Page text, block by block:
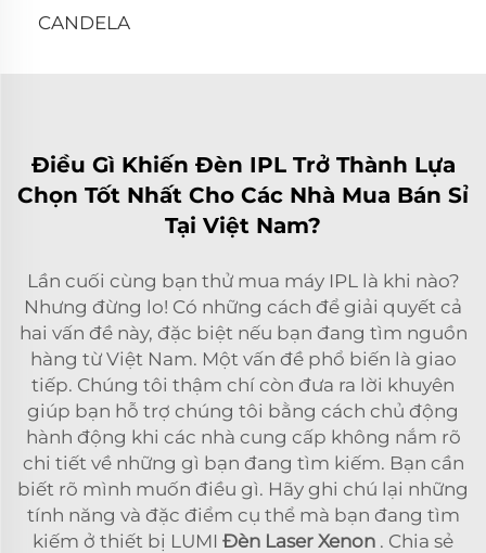
CANDELA
Điều Gì Khiến Đèn IPL Trở Thành Lựa
Chọn Tốt Nhất Cho Các Nhà Mua Bán Sỉ
Tại Việt Nam?
Lần cuối cùng bạn thử mua máy IPL là khi nào?
Nhưng đừng lo! Có những cách để giải quyết cả
hai vấn đề này, đặc biệt nếu bạn đang tìm nguồn
hàng từ Việt Nam. Một vấn đề phổ biến là giao
tiếp. Chúng tôi thậm chí còn đưa ra lời khuyên
giúp bạn hỗ trợ chúng tôi bằng cách chủ động
hành động khi các nhà cung cấp không nắm rõ
chi tiết về những gì bạn đang tìm kiếm. Bạn cần
biết rõ mình muốn điều gì. Hãy ghi chú lại những
tính năng và đặc điểm cụ thể mà bạn đang tìm
kiếm ở thiết bị LUMI Đèn Laser Xenon . Chia sẻ